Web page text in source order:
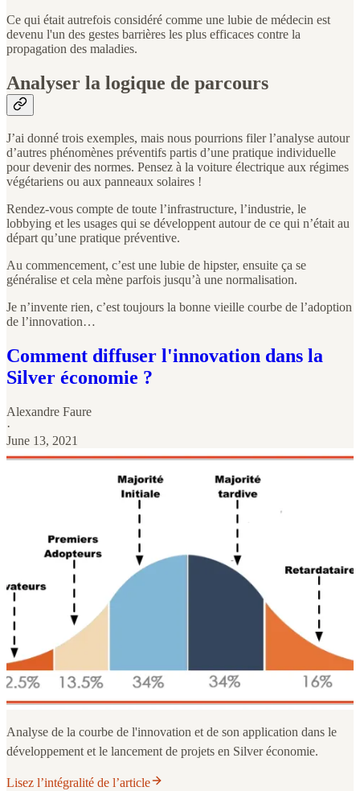
Ce qui était autrefois considéré comme une lubie de médecin est
devenu l'un des gestes barrières les plus efficaces contre la
propagation des maladies.
Analyser la logique de parcours
J’ai donné trois exemples, mais nous pourrions filer l’analyse autour
d’autres phénomènes préventifs partis d’une pratique individuelle
pour devenir des normes. Pensez à la voiture électrique aux régimes
végétariens ou aux panneaux solaires !
Rendez-vous compte de toute l’infrastructure, l’industrie, le
lobbying et les usages qui se développent autour de ce qui n’était au
départ qu’une pratique préventive.
Au commencement, c’est une lubie de hipster, ensuite ça se
généralise et cela mène parfois jusqu’à une normalisation.
Je n’invente rien, c’est toujours la bonne vieille courbe de l’adoption
de l’innovation…
Comment diffuser l'innovation dans la
Silver économie ?
Alexandre Faure
·
June 13, 2021
Analyse de la courbe de l'innovation et de son application dans le
développement et le lancement de projets en Silver économie.
Lisez l’intégralité de l’article